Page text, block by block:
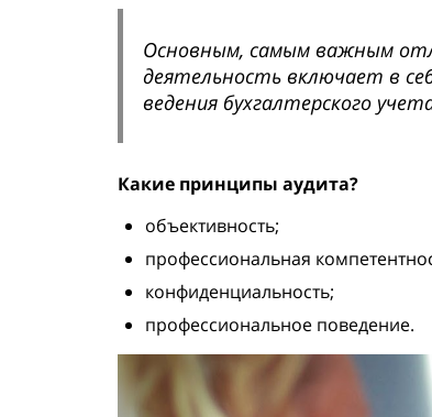
Основным, самым важным
деятельность включает в
ведения бухгалтерского
Какие принципы аудита?
объективность;
профессиональная
конфиденциальность;
профессиональное поведение.